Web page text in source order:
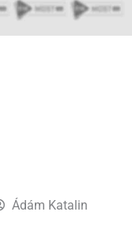
Ádám Katalin